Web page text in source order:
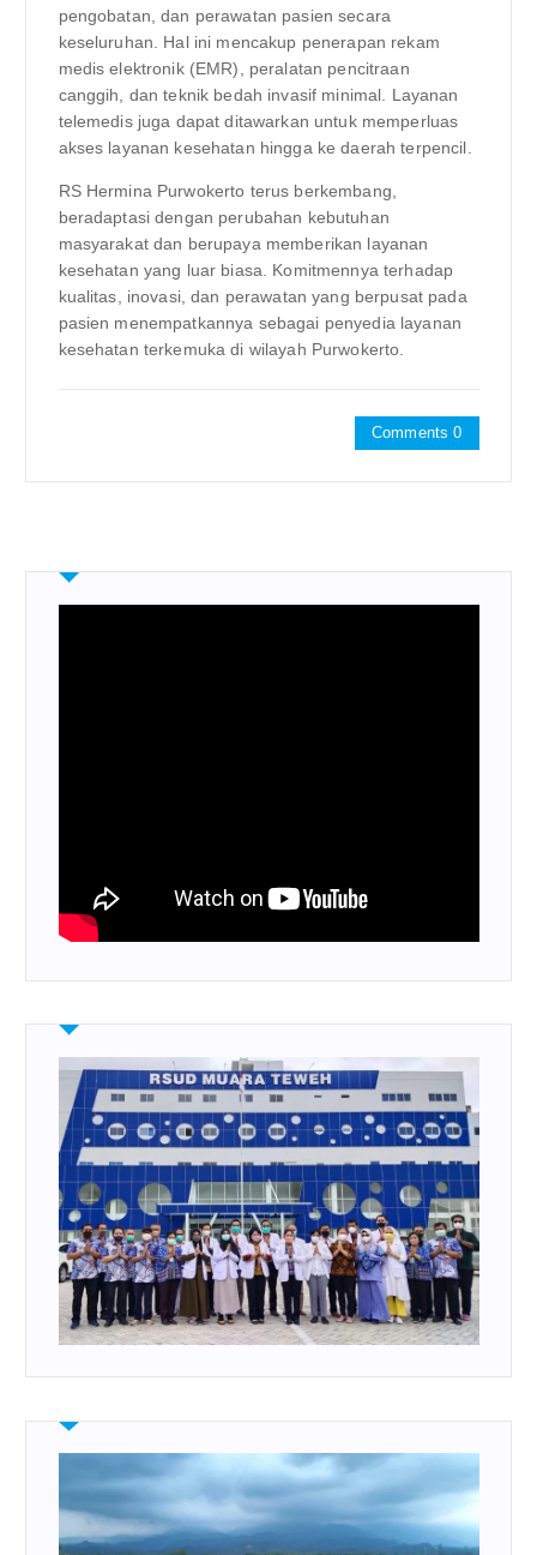
pengobatan, dan perawatan pasien secara
keseluruhan. Hal ini mencakup penerapan rekam
medis elektronik (EMR), peralatan pencitraan
canggih, dan teknik bedah invasif minimal. Layanan
telemedis juga dapat ditawarkan untuk memperluas
akses layanan kesehatan hingga ke daerah terpencil.
RS Hermina Purwokerto terus berkembang,
beradaptasi dengan perubahan kebutuhan
masyarakat dan berupaya memberikan layanan
kesehatan yang luar biasa. Komitmennya terhadap
kualitas, inovasi, dan perawatan yang berpusat pada
pasien menempatkannya sebagai penyedia layanan
kesehatan terkemuka di wilayah Purwokerto.
Comments 0